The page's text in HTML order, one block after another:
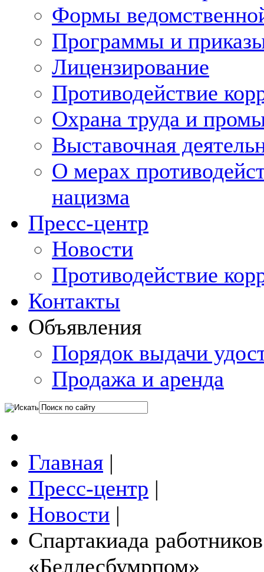
Формы
Программы и
Лицензирование
Противодействие
Охрана труда и
Выставочная
О мерах
нацизма
Пресс-центр
Новости
Противодействие
Контакты
Объявления
Порядок выдачи
Продажа и аренда
Главная |
Пресс-центр |
Новости |
Спартакиада
«Беллесбумрпом»